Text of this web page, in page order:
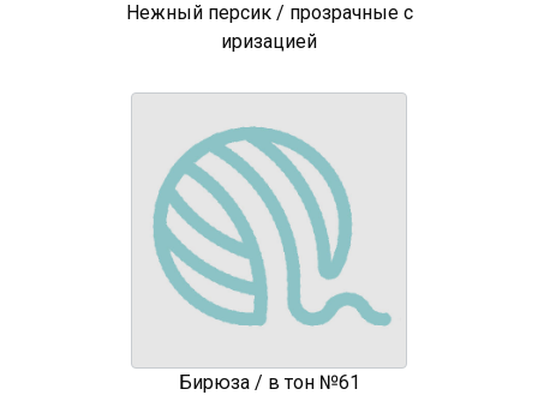
Нежный персик / прозрачные с
иризацией
Бирюза / в тон №61